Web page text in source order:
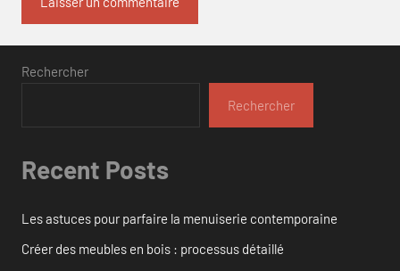
Rechercher
Rechercher
Recent Posts
Les astuces pour parfaire la menuiserie contemporaine
Créer des meubles en bois : processus détaillé